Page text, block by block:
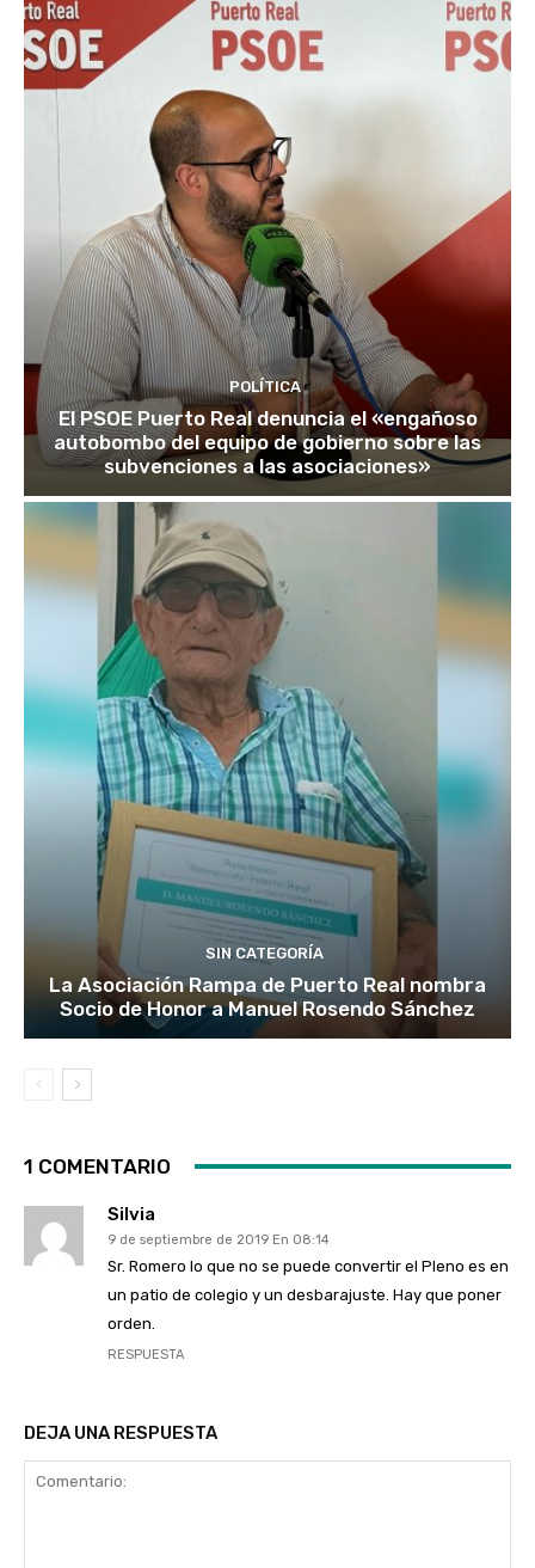
POLÍTICA
El PSOE Puerto Real denuncia el «engañoso
autobombo del equipo de gobierno sobre las
subvenciones a las asociaciones»
SIN CATEGORÍA
La Asociación Rampa de Puerto Real nombra
Socio de Honor a Manuel Rosendo Sánchez
1 COMENTARIO
Silvia
9 de septiembre de 2019 En 08:14
Sr. Romero lo que no se puede convertir el Pleno es en
un patio de colegio y un desbarajuste. Hay que poner
orden.
RESPUESTA
DEJA UNA RESPUESTA